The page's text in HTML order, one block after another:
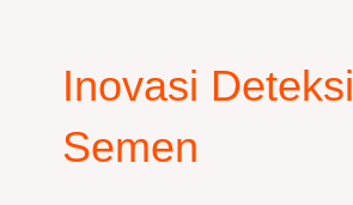
Inovasi Deteksi
Semen